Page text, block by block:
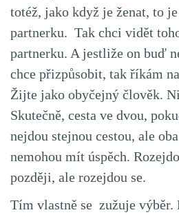
totéž, jako když je ženat, to
partnerku. Tak chci vidět
partnerku. A jestliže on buď
chce přizpůsobit, tak říkám
Žijte jako obyčejný člověk.
Skutečně, cesta ve dvou,
nejdou stejnou cestou, ale
nemohou mít úspěch.
později, ale rozejdou se.
Tím vlastně se zužuje výběr.